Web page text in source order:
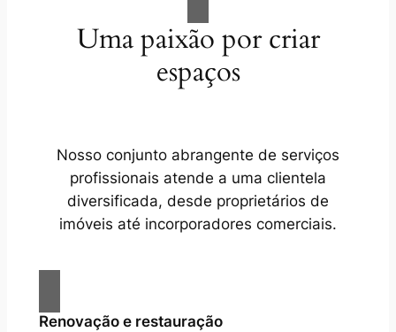
Uma paixão por criar
espaços
Nosso conjunto abrangente de serviços
profissionais atende a uma clientela
diversificada, desde proprietários de
imóveis até incorporadores comerciais.
Renovação e restauração